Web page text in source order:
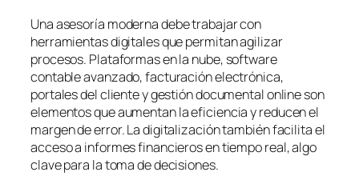
Una asesoría moderna debe trabajar con
herramientas digitales que permitan agilizar
procesos. Plataformas en la nube, software
contable avanzado, facturación electrónica,
portales del cliente y gestión documental online son
elementos que aumentan la eficiencia y reducen el
margen de error. La digitalización también facilita el
acceso a informes financieros en tiempo real, algo
clave para la toma de decisiones.